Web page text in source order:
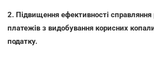
2. Підвищення ефективності справляння
платежів з видобування корисних
податку.